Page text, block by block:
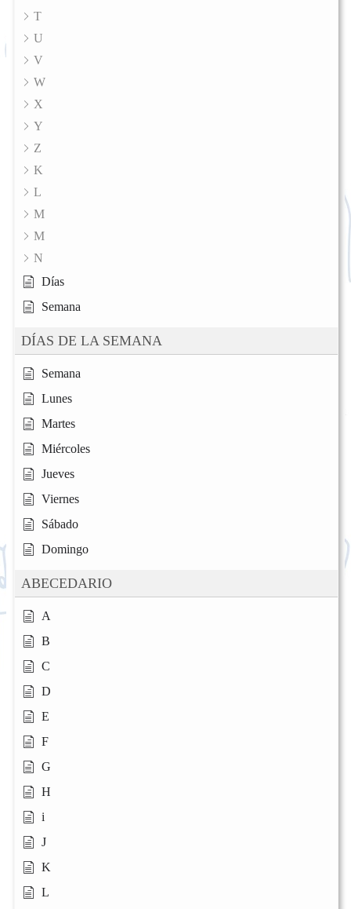
T
U
V
W
X
Y
Z
K
L
M
M
N
Días
Semana
DÍAS DE LA SEMANA
Semana
Lunes
Martes
Miércoles
Jueves
Viernes
Sábado
Domingo
ABECEDARIO
A
B
C
D
E
F
G
H
i
J
K
L